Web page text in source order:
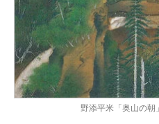
野添平米「奥山の